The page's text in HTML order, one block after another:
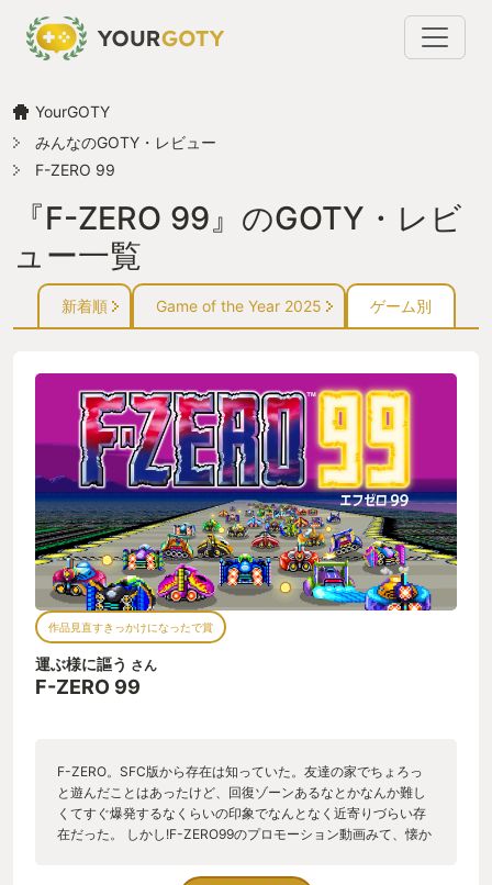
YourGOTY
みんなのGOTY・レビュー
F-ZERO 99
『F-ZERO 99』のGOTY・レビ
ュー一覧
新着順 Game of the Year 2025 ゲーム別
作品見直すきっかけになったで賞
運ぶ様に謳う さん
F-ZERO 99
F-ZERO。SFC版から存在は知っていた。友達の家でちょろっ
と遊んだことはあったけど、回復ゾーンあるなとかなんか難し
くてすぐ爆発するなくらいの印象でなんとなく近寄りづらい存
在だった。 しかし!F-ZERO99のプロモーション動画みて、懐か
るとTIPSなどでテクニックとか説明されてるしで遊び方が分か